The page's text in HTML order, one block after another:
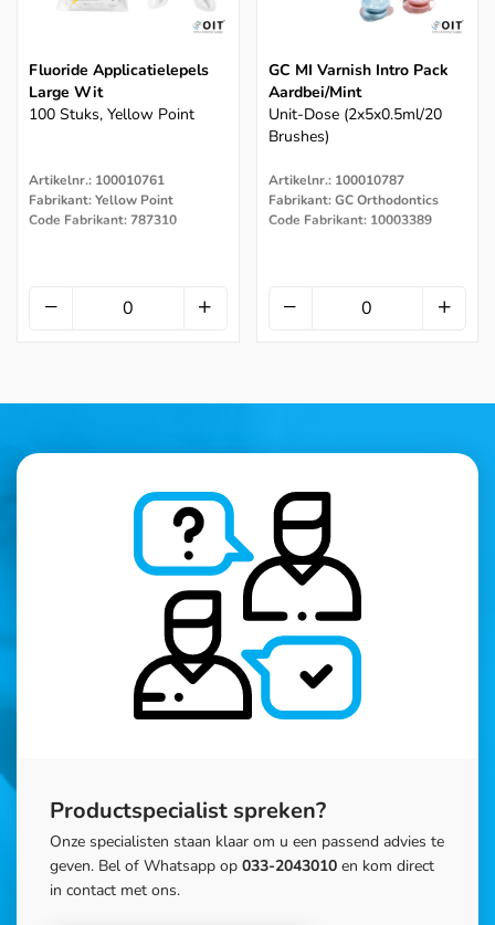
Fluoride Applicatielepels
Large Wit
100 Stuks, Yellow Point
Artikelnr.: 100010761
Fabrikant: Yellow Point
Code Fabrikant: 787310
GC MI Varnish Intro Pack
Aardbei/Mint
Unit-Dose (2x5x0.5ml/20
Brushes)
Artikelnr.: 100010787
Fabrikant: GC Orthodontics
Code Fabrikant: 10003389
Productspecialist spreken?
Onze specialisten staan klaar om u een passend advies te
geven. Bel of Whatsapp op 033-2043010 en kom direct
in contact met ons.